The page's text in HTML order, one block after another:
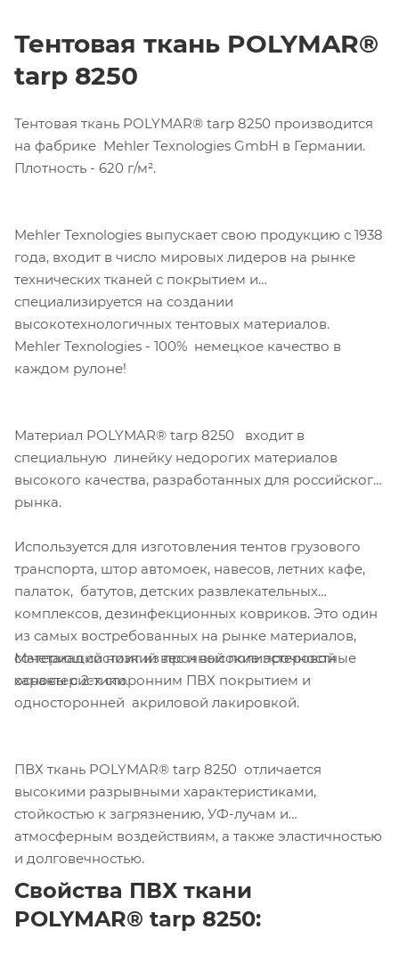
Тентовая ткань POLYMAR®
tarp 8250
Тентовая ткань POLYMAR® tarp 8250 производится
на фабрике Mehler Texnologies GmbH в Германии.
Плотность - 620 г/м².
Mehler Texnologies выпускает свою продукцию с 1938
года, входит в число мировых лидеров на рынке
технических тканей с покрытием и
специализируется на создании
высокотехнологичных тентовых материалов.
Mehler Texnologies - 100% немецкое качество в
каждом рулоне!
Материал POLYMAR® tarp 8250 входит в
специальную линейку недорогих материалов
высокого качества, разработанных для российского
рынка.
Используется для изготовления тентов грузового
транспорта, штор автомоек, навесов, летних кафе,
палаток, батутов, детских развлекательных
комплексов, дезинфекционных ковриков. Это один
из самых востребованных на рынке материалов,
сочетающий низкий вес и высокие прочностные
характеристики.
Материал состоит из прочной полиэстеровой
основы с 2-х сторонним ПВХ покрытием и
односторонней акриловой лакировкой.
ПВХ ткань POLYMAR® tarp 8250 отличается
высокими разрывными характеристиками,
стойкостью к загрязнению, УФ-лучам и
атмосферным воздействиям, а также эластичностью
и долговечностью.
Свойства ПВХ ткани
POLYMAR® tarp 8250: